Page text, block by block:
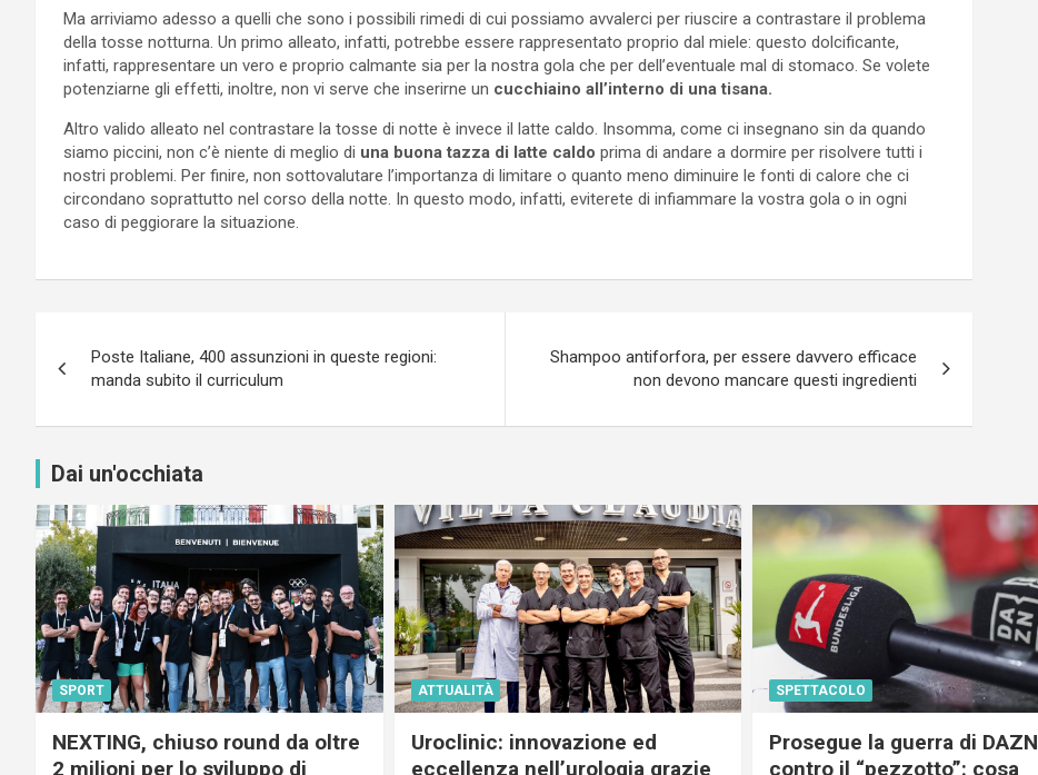
Ma arriviamo adesso a quelli che sono i possibili rimedi di cui possiamo avvalerci per riuscire a contrastare il problema
della tosse notturna. Un primo alleato, infatti, potrebbe essere rappresentato proprio dal miele: questo dolcificante,
infatti, rappresentare un vero e proprio calmante sia per la nostra gola che per dell’eventuale mal di stomaco. Se volete
potenziarne gli effetti, inoltre, non vi serve che inserirne un cucchiaino all’interno di una tisana.
Altro valido alleato nel contrastare la tosse di notte è invece il latte caldo. Insomma, come ci insegnano sin da quando
siamo piccini, non c’è niente di meglio di una buona tazza di latte caldo prima di andare a dormire per risolvere tutti i
nostri problemi. Per finire, non sottovalutare l’importanza di limitare o quanto meno diminuire le fonti di calore che ci
circondano soprattutto nel corso della notte. In questo modo, infatti, eviterete di infiammare la vostra gola o in ogni
caso di peggiorare la situazione.
articoli
Poste Italiane, 400 assunzioni in queste regioni:
manda subito il curriculum
Shampoo antiforfora, per essere davvero efficace
non devono mancare questi ingredienti
Dai un'occhiata
SPORT
NEXTING, chiuso round da oltre
2 milioni per lo sviluppo di
ATTUALITÀ
Uroclinic: innovazione ed
eccellenza nell’urologia grazie
SPETTACOLO
Prosegue la guerra di DAZN
contro il “pezzotto”: cosa